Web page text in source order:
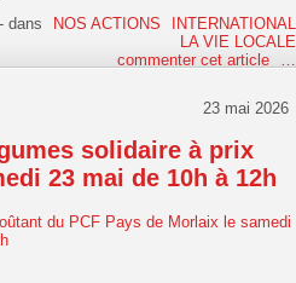
-dans NOS ACTIONS
INTERNATIONAL
LA VIE LOCALE
commenter cet article
23 mai 2026
solidaire à prix
23 mai de 10h à 12h